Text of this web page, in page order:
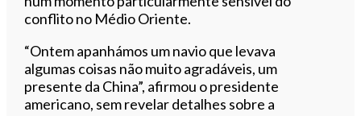
conflito no Médio Oriente.
“Ontem apanhámos um navio que levava
algumas coisas não muito agradáveis, um
presente da China”, afirmou o presidente
americano, sem revelar detalhes sobre a